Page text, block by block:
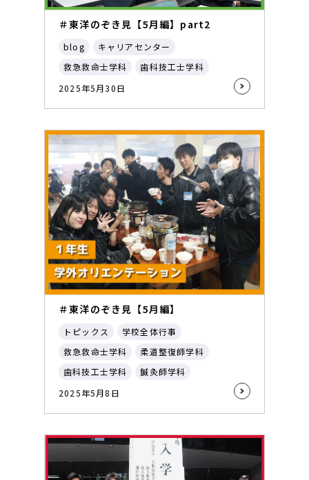
＃東洋のぞき見【5月編】part2
blog
キャリアセンター
救急救命士学科
歯科技工士学科
2025年5月30日
＃東洋のぞき見【5月編】
トピックス
学校全体行事
救急救命士学科
柔道整復師学科
歯科技工士学科
鍼灸師学科
2025年5月8日